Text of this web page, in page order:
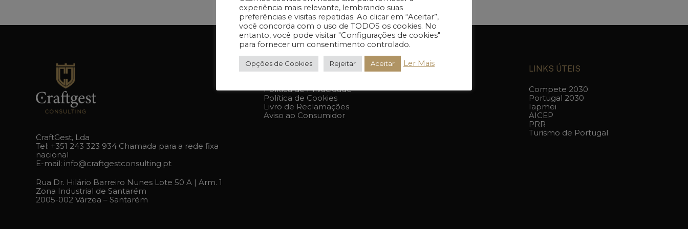
CraftGest, Lda
Tel: +351 243 323 934 Chamada para a rede fixa
nacional
E-mail: info@craftgestconsulting.pt
Rua Dr. Hilário Barreiro Nunes Lote 50 A | Arm. 1
Zona Industrial de Santarém
2005-002 Várzea – Santarém
PÁGINAS LEGAIS
Política de Privacidade
Política de Cookies
Livro de Reclamações
Aviso ao Consumidor
LINKS ÚTEIS
Compete 2030
Portugal 2030
Iapmei
AICEP
PRR
Turismo de Portugal
experiência mais relevante, lembrando suas
preferências e visitas repetidas. Ao clicar em “Aceitar”,
você concorda com o uso de TODOS os cookies. No
entanto, você pode visitar "Configurações de cookies"
para fornecer um consentimento controlado.
Opções de Cookies Rejeitar Aceitar Ler Mais